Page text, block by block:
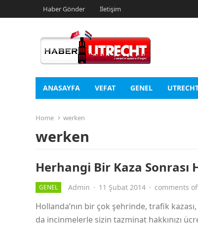
Haber Gönder İletişim
ANASAYFA VEFAT GENEL
Home werken
werken
Herhangi Bir Kaza Sonrası
GENEL Admin · 11 Şubat 2014 · comments
Hollanda’nın bir çok şehrinde, trafik
da incinmelerle sizin tazminat hakkınızı